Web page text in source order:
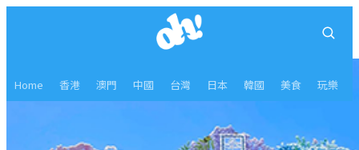
Home 香港 澳門 中國 台灣 日本 韓國 美食 玩樂